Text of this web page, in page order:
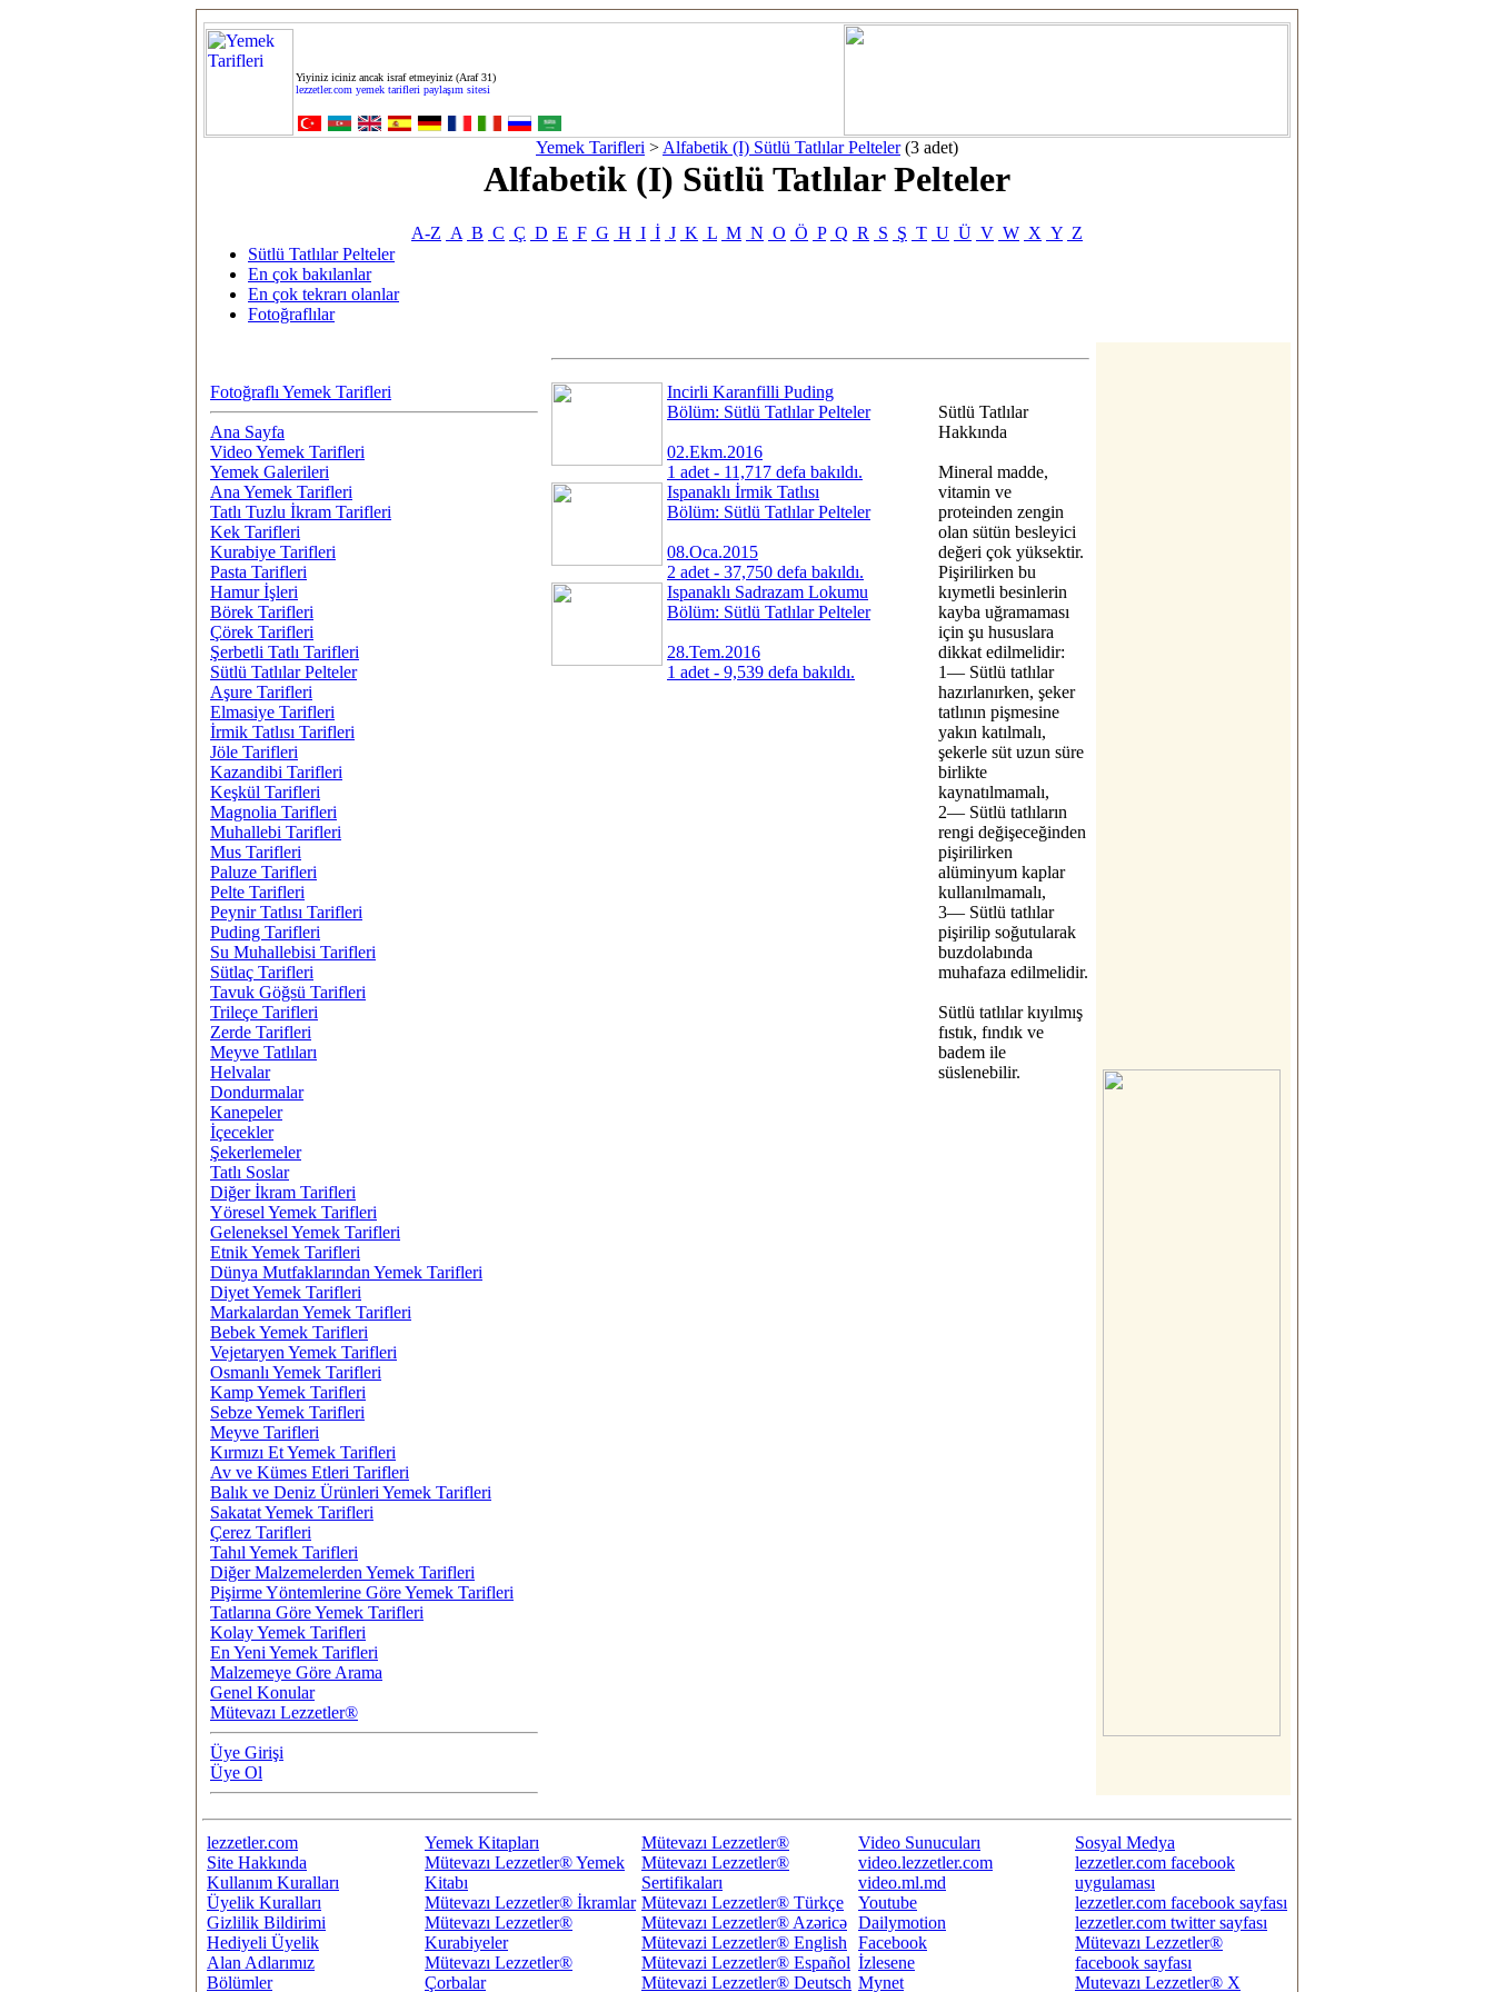
Yiyiniz iciniz ancak israf etmeyiniz (Araf 31)
lezzetler.com yemek tarifleri paylaşım sitesi
Yemek Tarifleri > Alfabetik (I) Sütlü Tatlılar Pelteler(3 adet)
Alfabetik (I) Sütlü Tatlılar Pelteler
A-Z A B C Ç D E F G H I İ J K L M N O Ö P Q R S Ş T U Ü V W X Y Z
Sütlü Tatlılar Pelteler
En çok bakılanlar
En çok tekrarı olanlar
Fotoğraflılar
Fotoğraflı Yemek Tarifleri
Ana Sayfa
Video Yemek Tarifleri
Yemek Galerileri
Ana Yemek Tarifleri
Tatlı Tuzlu İkram Tarifleri
Kek Tarifleri
Kurabiye Tarifleri
Pasta Tarifleri
Hamur İşleri
Börek Tarifleri
Çörek Tarifleri
Şerbetli Tatlı Tarifleri
Sütlü Tatlılar Pelteler
Aşure Tarifleri
Elmasiye Tarifleri
İrmik Tatlısı Tarifleri
Jöle Tarifleri
Kazandibi Tarifleri
Keşkül Tarifleri
Magnolia Tarifleri
Muhallebi Tarifleri
Mus Tarifleri
Paluze Tarifleri
Pelte Tarifleri
Peynir Tatlısı Tarifleri
Puding Tarifleri
Su Muhallebisi Tarifleri
Sütlaç Tarifleri
Tavuk Göğsü Tarifleri
Trileçe Tarifleri
Zerde Tarifleri
Meyve Tatlıları
Helvalar
Dondurmalar
Kanepeler
İçecekler
Şekerlemeler
Tatlı Soslar
Diğer İkram Tarifleri
Yöresel Yemek Tarifleri
Geleneksel Yemek Tarifleri
Etnik Yemek Tarifleri
Dünya Mutfaklarından Yemek Tarifleri
Diyet Yemek Tarifleri
Markalardan Yemek Tarifleri
Bebek Yemek Tarifleri
Vejetaryen Yemek Tarifleri
Osmanlı Yemek Tarifleri
Kamp Yemek Tarifleri
Sebze Yemek Tarifleri
Meyve Tarifleri
Kırmızı Et Yemek Tarifleri
Av ve Kümes Etleri Tarifleri
Balık ve Deniz Ürünleri Yemek Tarifleri
Sakatat Yemek Tarifleri
Çerez Tarifleri
Tahıl Yemek Tarifleri
Diğer Malzemelerden Yemek Tarifleri
Pişirme Yöntemlerine Göre Yemek Tarifleri
Tatlarına Göre Yemek Tarifleri
Kolay Yemek Tarifleri
En Yeni Yemek Tarifleri
Malzemeye Göre Arama
Genel Konular
Mütevazı Lezzetler®
Üye Girişi
Üye Ol
Incirli Karanfilli Puding
Bölüm: Sütlü Tatlılar Pelteler
02.Ekm.2016
1 adet - 11,717 defa bakıldı.
Ispanaklı İrmik Tatlısı
Bölüm: Sütlü Tatlılar Pelteler
08.Oca.2015
2 adet - 37,750 defa bakıldı.
Ispanaklı Sadrazam Lokumu
Bölüm: Sütlü Tatlılar Pelteler
28.Tem.2016
1 adet - 9,539 defa bakıldı.
Sütlü Tatlılar
Hakkında
Mineral madde,
vitamin ve
proteinden zengin
olan sütün besleyici
değeri çok yüksektir.
Pişirilirken bu
kıymetli besinlerin
kayba uğramaması
için şu hususlara
dikkat edilmelidir:
1— Sütlü tatlılar
hazırlanırken, şeker
tatlının pişmesine
yakın katılmalı,
şekerle süt uzun süre
birlikte
kaynatılmamalı,
2— Sütlü tatlıların
rengi değişeceğinden
pişirilirken
alüminyum kaplar
kullanılmamalı,
3— Sütlü tatlılar
pişirilip soğutularak
buzdolabında
muhafaza edilmelidir.
Sütlü tatlılar kıyılmış
fıstık, fındık ve
badem ile
süslenebilir.
lezzetler.com
Site Hakkında
Kullanım Kuralları
Üyelik Kuralları
Gizlilik Bildirimi
Hediyeli Üyelik
Alan Adlarımız
Bölümler
Yemek Kitapları
Mütevazı Lezzetler® Yemek
Kitabı
Mütevazı Lezzetler® İkramlar
Mütevazı Lezzetler®
Kurabiyeler
Mütevazı Lezzetler®
Çorbalar
Mütevazı Lezzetler®
Mütevazı Lezzetler®
Sertifikaları
Mütevazı Lezzetler® Türkçe
Mütevazı Lezzetler® Azəricə
Mütevazi Lezzetler® English
Mütevazi Lezzetler® Español
Mütevazi Lezzetler® Deutsch
Video Sunucuları
video.lezzetler.com
video.ml.md
Youtube
Dailymotion
Facebook
İzlesene
Mynet
Sosyal Medya
lezzetler.com facebook
uygulaması
lezzetler.com facebook sayfası
lezzetler.com twitter sayfası
Mütevazı Lezzetler®
facebook sayfası
Mutevazı Lezzetler® X